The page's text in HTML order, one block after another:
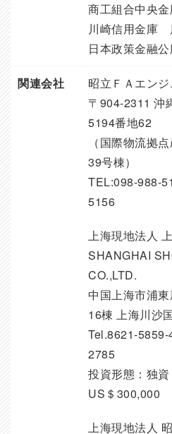
商工組合中央
川崎信用金庫
日本政策金融
関連会社
昭立ＦＡエン
〒904-2311 沖
5194番地62
（国際物流拠
39号棟）
TEL:098-988-
5156
上海現地法人
SHANGHAI
CO.,LTD.
中国上海市浦
16棟 上海川沙
Tel.8621-
2785
投資形態：独
US＄300,000
上海現地法人